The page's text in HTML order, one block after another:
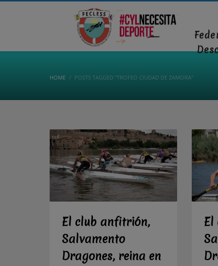
HOME POSTS TAGGED "TROFEO CIUDAD DE ZAMORA"
El club anfitrión,
Salvamento
Dragones, reina en